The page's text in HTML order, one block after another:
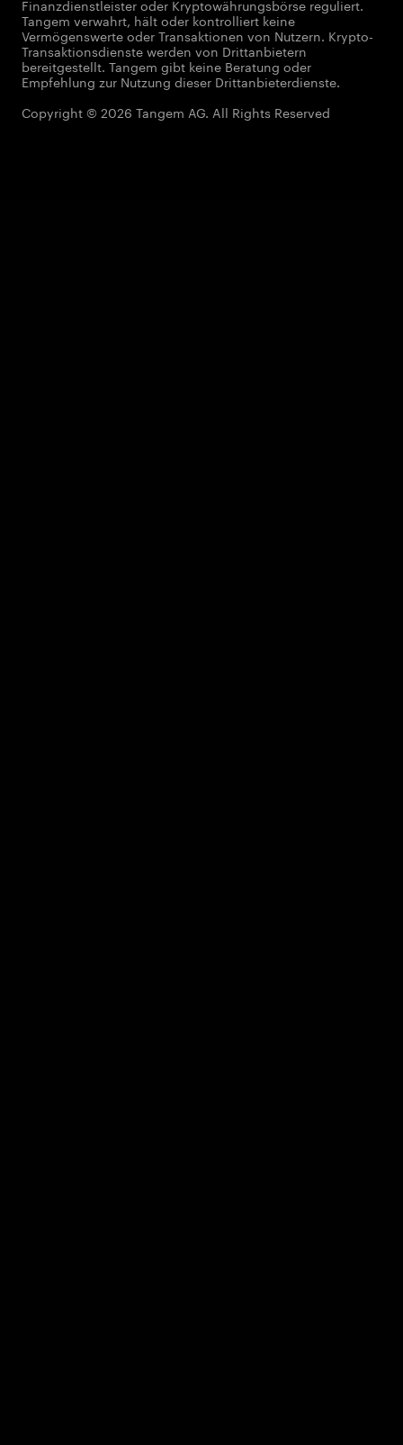
Finanzdienstleister oder Kryptowährungsbörse reguliert.
Tangem verwahrt, hält oder kontrolliert keine
Vermögenswerte oder Transaktionen von Nutzern. Krypto-
Transaktionsdienste werden von Drittanbietern
bereitgestellt. Tangem gibt keine Beratung oder
Empfehlung zur Nutzung dieser Drittanbieterdienste.